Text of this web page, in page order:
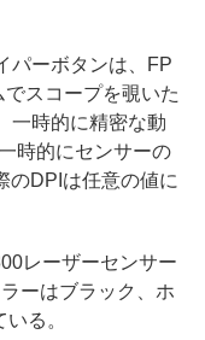
パーボタンは、FP
でスコープを覗いた
一時的に精密な動
時的にセンサーの
のDPIは任意の値に
レーザーセンサー
ーはブラック、ホ
る。